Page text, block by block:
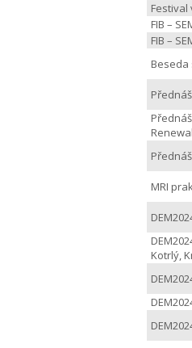
FIB –
FIB –
Beseda
MRI
Kotrlý,